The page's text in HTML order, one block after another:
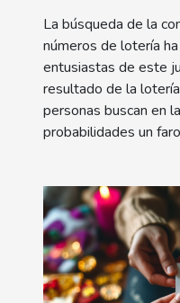
La búsqueda de la
números de lotería
entusiastas de este
resultado de la
personas buscan en
probabilidades un